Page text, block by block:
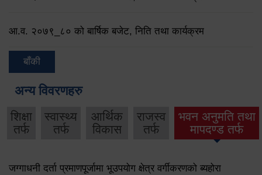
आ.व. २०७९‌_८० को बार्षिक बजेट, निति तथा कार्यक्रम
बाँकी
अन्य विवरणहरु
शिक्षा
तर्फ
स्वास्थ्य
तर्फ
आर्थिक
विकास
राजस्व
तर्फ
भवन अनुमति तथा
मापदण्ड तर्फ
जग्गाधनी दर्ता प्रमाणपूर्जामा भूउपयोग क्षेत्र वर्गीकरणको ब्यहोरा